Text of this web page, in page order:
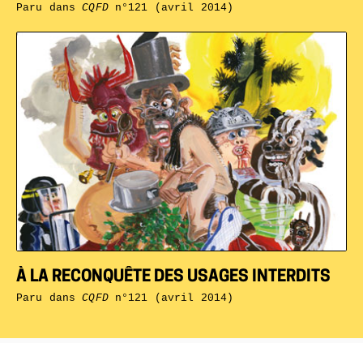
À LA RECONQUÊTE DES USAGES INTERDITS
Paru dansCQFDn°121 (avril 2014)
Paru dansCQFDn°121 (avril 2014)